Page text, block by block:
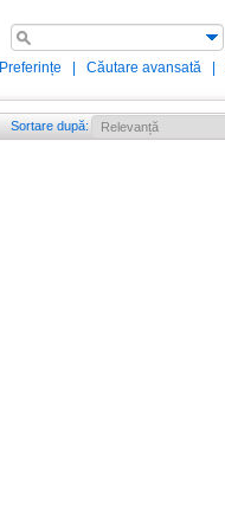
Preferințe Căutare avansată
Sortare după: